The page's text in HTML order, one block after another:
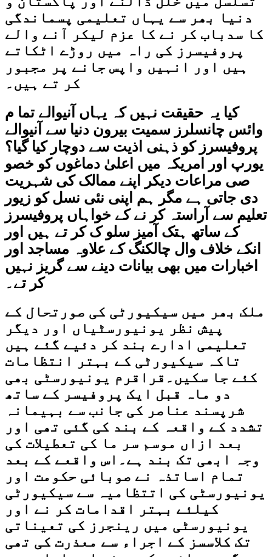
دنیا بھر سے یہاں تعلیمی پسماندگی
کا سدباب کر نے کا عزم لیکر آنے والے
پروفیسرز کی راہ میں روڑے اٹکاتے
ہیں اور انہیں واپس جانے پر مجبور
کر تے ہیں۔
کیا یہ حقیقت نہیں کہ یہاں آنیوالے تما م
وائس چانسلرز سمیت بیرون دنیا سے آنیوالے
پروفیسرز کو ذہنی اذیت سے دوچار کیا گیا؟
یورپ اور امریکہ میں اعلیٰ دماغوں کو خصو
صی مراعات دیکر اپنے ممالک کی شہریت
دی جاتی ہے مگر ہم اپنی نئی نسل کو زیور
تعلیم سے آراستہ کر نے کے خواہاں پروفیسرز
کے ساتھ ہتک آمیز سلو ک کر تے ہیں اور
انکے خلاف وال چالکنگ کے علاوہ مساجد اور
اخبارات میں بھی بیانات دینے سے گریز نہیں
کر تے۔
ملک بھر میں سیکیورٹی کی صورتحال کے
پیش نظر یونیورسٹیاں اور دیگر
تعلیمی ادارے بند کر دئیے گئے ہیں
تاکہ سیکیورٹی کے بہتر انتظامات
کئے جا سکیں۔قراقرم یونیورسٹی بھی
دو ماہ قبل ایک پروفیسر کے ساتھ
شرپسند عناصر کی جانب سے بہیمانہ
تشدد کے واقعہ کے بند کی گئی تھی اور
بعد ازاں موسم سر ما کی تعطیلات کی
وجہ ابھی تک بند ہے۔اس واقعے کے بعد
تمام اساتذہ نے صوبائی حکومت اور
یونیورسٹی کی اتتظامیہ سے سیکیورٹی
کیلئے بہتر اقدامات کر نے اور
یونیورسٹی میں رینجرز کی تعیناتی
تک کلاسسز کے اجراء سے معذرت کی تھی